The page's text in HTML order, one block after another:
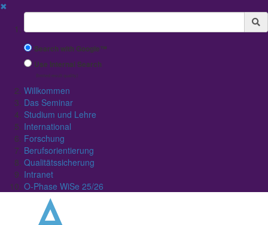
✖
Suchbegriff
Search with Google™
Use Internal Search
(limited result quality)
Willkommen
Das Seminar
Studium und Lehre
International
Forschung
Berufsorientierung
Qualitätssicherung
Intranet
O-Phase WiSe 25/26